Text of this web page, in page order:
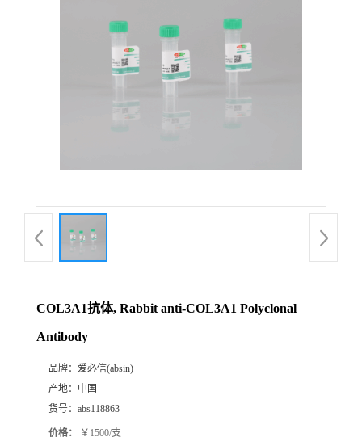
COL3A1抗体, Rabbit anti-COL3A1 Polyclonal
Antibody
品牌： 爱必信(absin)
产地： 中国
货号： abs118863
价格： ￥1500/支